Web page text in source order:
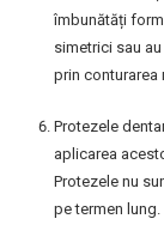
îmbunătăți
simetrici sau
prin conturarea
Protezele
aplicarea
Protezele nu
pe termen lung.